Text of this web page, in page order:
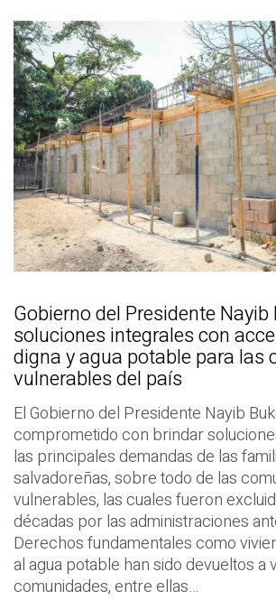
Gobierno del Presidente
soluciones integrales con
digna y agua potable para las
vulnerables del país
El Gobierno del Presidente Nayib
comprometido con brindar
las principales demandas de las
salvadoreñas, sobre todo de las
vulnerables, las cuales fueron
décadas por las administraciones
Derechos fundamentales como
al agua potable han sido devueltos a
comunidades, entre ellas…